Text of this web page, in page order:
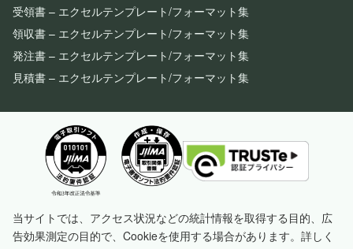
受領書 – エクセルテンプレート/フォーマット集
領収書 – エクセルテンプレート/フォーマット集
発注書 – エクセルテンプレート/フォーマット集
見積書 – エクセルテンプレート/フォーマット集
当サイトでは、アクセス状況などの統計情報を取得する目的、広
告効果測定の目的で、Cookieを使用する場合があります。詳しく